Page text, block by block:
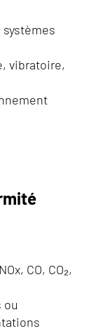
vibratoire,
CO, CO₂,
ou